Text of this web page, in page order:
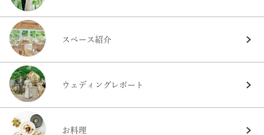
スペース紹介
ウェディングレポート
お料理